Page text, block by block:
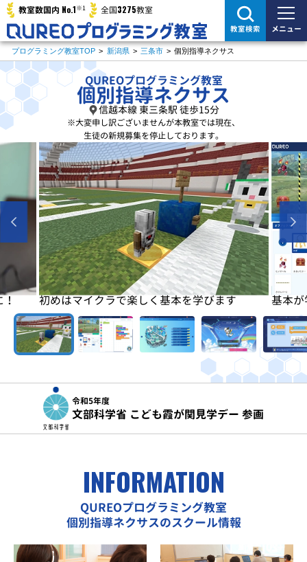
教室数国内 No.1※1 全国3275教室
教室検索 メニュー
プログラミング教室TOP > 新潟県 > 三条市 > 個別指導ネクサス
QUREOプログラミング教室
個別指導ネクサス
信越本線 東三条駅 徒歩15分
※大変申し訳ございませんが本教室では現在、
生徒の新規募集を停止しております。
！ 初めはマイクラで楽しく基本を学びます 基本
令和5年度
文部科学省 こども霞が関見学デー 参画
INFORMATION
QUREOプログラミング教室
個別指導ネクサスのスクール情報